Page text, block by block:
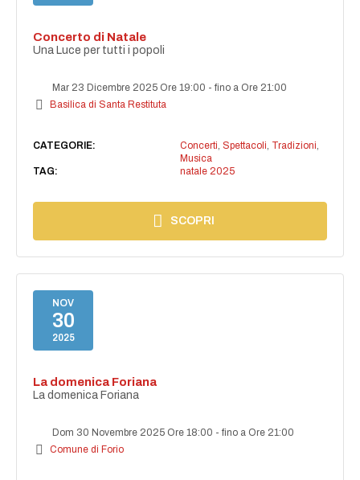
Concerto di Natale
Una Luce per tutti i popoli
Mar 23 Dicembre 2025 Ore 19:00 -fino a Ore 21:00
Basilica di Santa Restituta
CATEGORIE: Concerti, Spettacoli, Tradizioni,
Musica
TAG:
natale 2025
SCOPRI
NOV
30
2025
La domenica Foriana
La domenica Foriana
Dom 30 Novembre 2025 Ore 18:00 -fino a Ore 21:00
Comune di Forio